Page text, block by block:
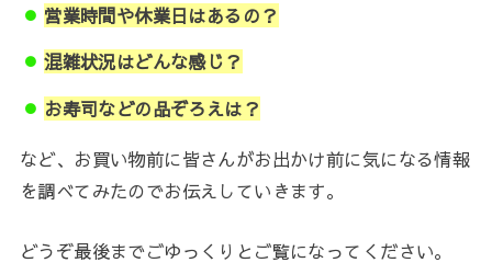
営業時間や休業日はあるの？
混雑状況はどんな感じ？
お寿司などの品ぞろえは？
など、お買い物前に皆さんがお出かけ前に気になる情報
を調べてみたのでお伝えしていきます。
どうぞ最後までごゆっくりとご覧になってください。